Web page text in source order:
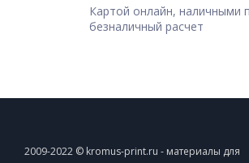
Картой онлайн, наличными
безналичный расчет
2009-2022 © kromus-print.ru - материалы для